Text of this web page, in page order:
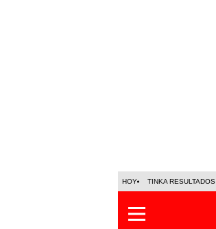
HOY TINKA RESULTADOS